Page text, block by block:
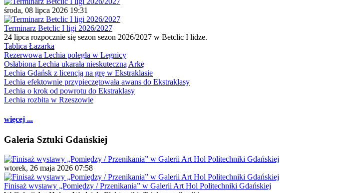
środa, 08 lipca 2026 19:31
Terminarz Betclic I ligi 2026/2027
24 lipca rozpocznie się sezon sezon 2026/2027 w Betclic I lidze.
Tablica Łazarka
Rezerwowa Lechia poległa w Legnicy
Osłabiona Lechia ukarała nieskuteczną Arkę
Lechia Gdańsk z licencją na grę w Ekstraklasie
Lechia efektownie przypieczętowała awans do Ekstraklasy
Lechia o krok od powrotu do Ekstraklasy
Lechia rozbita w Rzeszowie
więcej ...
Galeria Sztuki Gdańskiej
wtorek, 26 maja 2026 07:58
Finisaż wystawy „Pomiędzy / Przenikania” w Galerii Art Hol Politechniki Gdańskiej